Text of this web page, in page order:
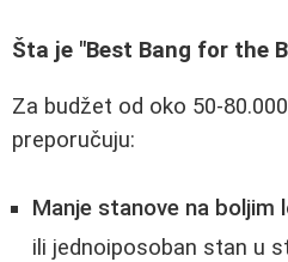
Šta je "Best Bang for the
Za budžet od oko 50-
preporučuju:
Manje stanove na boljim
ili jednoiposoban stan u